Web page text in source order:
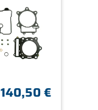
140,50 €